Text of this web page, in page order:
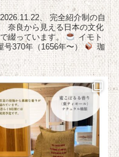
2026.11.22、 完全紹介制の自
奈良から見える日本の文化
綴っています。
イモト
号370年（1656年〜）
珈